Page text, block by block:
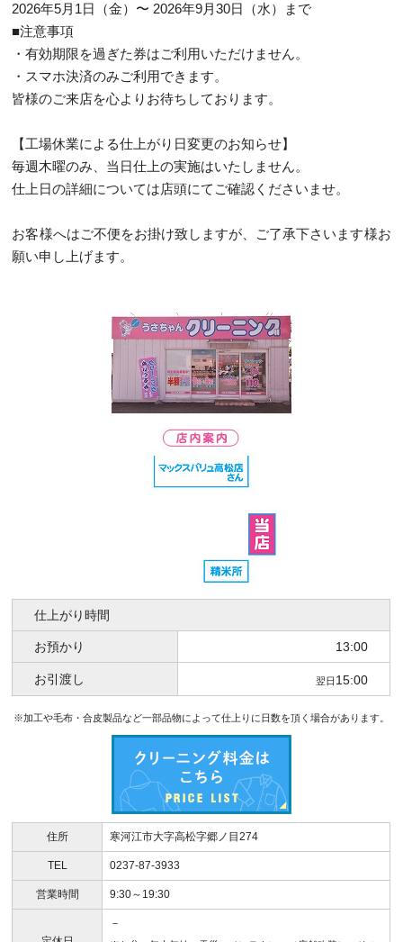
2026年5月1日（金）〜 2026年9月30日（水）まで
■注意事項
・有効期限を過ぎた券はご利用いただけません。
・スマホ決済のみご利用できます。
皆様のご来店を心よりお待ちしております。
【工場休業による仕上がり日変更のお知らせ】
毎週木曜のみ、当日仕上の実施はいたしません。
仕上日の詳細については店頭にてご確認くださいませ。
お客様へはご不便をお掛け致しますが、ご了承下さいます様お
願い申し上げます。
仕上がり時間
お預かり 13:00
お引渡し 翌日 15:00
※加工や毛布・合皮製品など一部品物によって仕上りに日数を頂く場合があります。
住所 寒河江市大字高松字郷ノ目274
TEL 0237-87-3933
営業時間 9:30～19:30
－